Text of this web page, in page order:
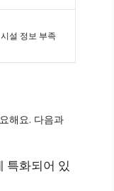
설 정보 부족
해요. 다음과
특화되어 있